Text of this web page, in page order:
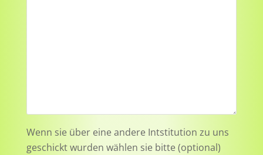
Wenn sie über eine andere Intstitution zu uns
geschickt wurden wählen sie bitte (optional)